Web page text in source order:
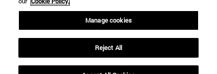
Manage cookies
Reject All